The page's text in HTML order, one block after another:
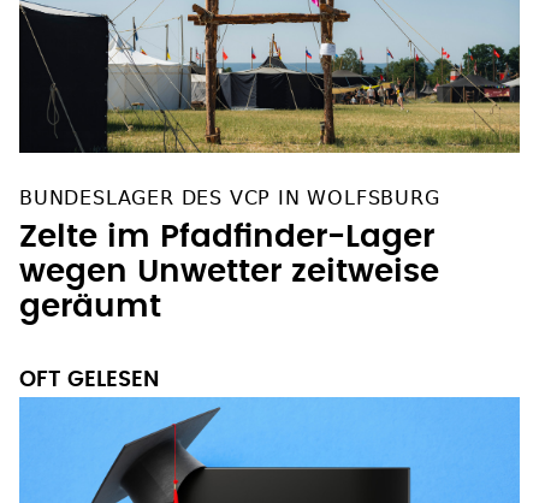
Zelte im Pfadfinder-Lager
wegen Unwetter zeitweise
geräumt